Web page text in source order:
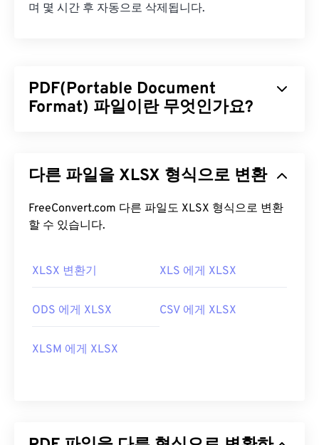
며 몇 시간 후 자동으로 삭제됩니다.
PDF(Portable Document
Format) 파일이란 무엇인가요?
로, 오늘날 가장 널리 사용되는 파일 형식 중 하나입
그대로 유지할 수 있기 때문입니다. PDF 파일은 어떤
기기나 운영 체제에서든 항상 동일하게 표시됩니다.
PDF 파일을 어떻게 여나요?
Adobe Acrobat Reader를
사용합니다. Adobe는
연 가장인기 있는 무료 PDF 리더
는 전혀 어렵지 않지만, 제 생각에는 불필요하거나 원
PDF 파일을 자동으로 열 수 있습니다. 추가 기능이나
다른 파일을 XLSX 형식으로 변환
FreeConvert.com 다른 파일도 XLSX 형식으로 변환
할 수 있습니다.
XLSX 변환기 XLS 에게 XLSX
ODS 에게 XLSX CSV 에게 XLSX
XLSM 에게 XLSX